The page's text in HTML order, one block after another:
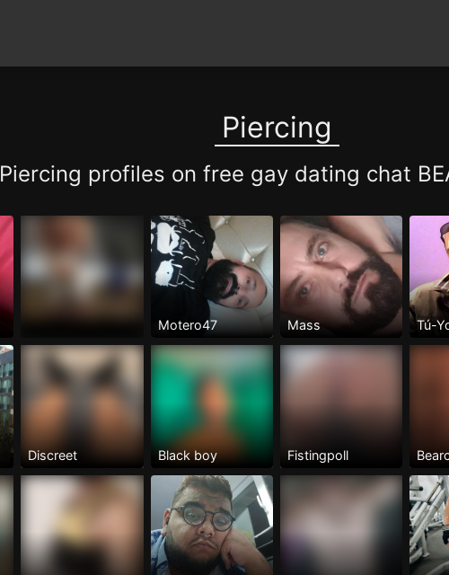
Piercing
Piercing profiles on free gay dating chat
Motero47 Mass Tú-
Discreet Black boy Fistingpoll